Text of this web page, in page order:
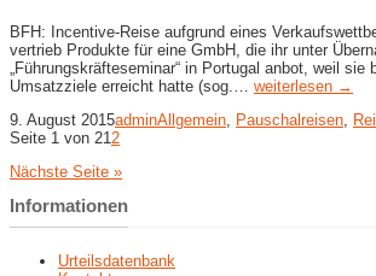
BFH: Incentive-Reise aufgrund eines
vertrieb Produkte für eine GmbH, die ihr unter
„Führungskräfteseminar“ in Portugal anbot, weil sie
Umsatzziele erreicht hatte (sog.… weiterlesen →
9. August 2015adminAllgemein Pauschalreisen
Seite 1 von 21 2
Nächste Seite »
Informationen
Urteilsdatenbank